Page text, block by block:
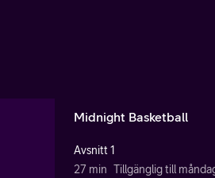
Midnight Basketball
Avsnitt 1
27 min Tillgänglig till